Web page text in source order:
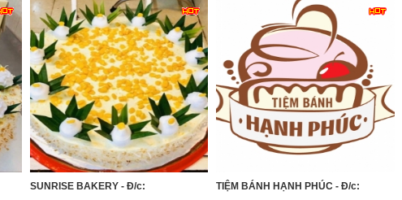
SUNRISE BAKERY - Đ/c: TIỆM BÁNH HẠNH PHÚC - Đ/c: